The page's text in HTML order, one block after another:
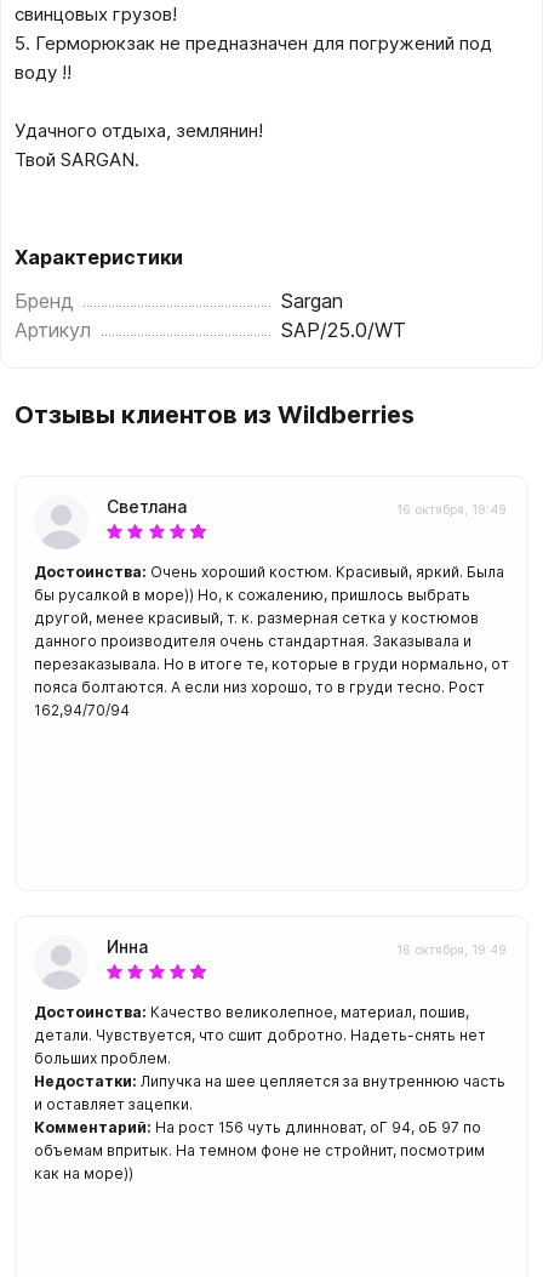
свинцовых грузов!
5. Герморюкзак не предназначен для погружений под
воду !!
Удачного отдыха, землянин!
Твой SARGAN.
Характеристики
Бренд
Sargan
Артикул
SAP/25.0/WT
Отзывы клиентов из Wildberries
Светлана 16 октября, 19:49
Достоинства: Очень хороший костюм. Красивый, яркий. Была
бы русалкой в море)) Но, к сожалению, пришлось выбрать
другой, менее красивый, т. к. размерная сетка у костюмов
данного производителя очень стандартная. Заказывала и
перезаказывала. Но в итоге те, которые в груди нормально, от
пояса болтаются. А если низ хорошо, то в груди тесно. Рост
162,94/70/94
Инна 16 октября, 19:49
Достоинства: Качество великолепное, материал, пошив,
детали. Чувствуется, что сшит добротно. Надеть-снять нет
больших проблем.
Недостатки: Липучка на шее цепляется за внутреннюю часть
и оставляет зацепки.
Комментарий: На рост 156 чуть длинноват, оГ 94, оБ 97 по
объемам впритык. На темном фоне не стройнит, посмотрим
как на море))